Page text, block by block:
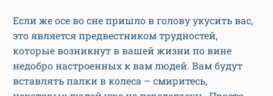
Если же осе во сне пришло в голову укусить вас,
это является предвестником трудностей,
которые возникнут в вашей жизни по вине
недобро настроенных к вам людей. Вам будут
вставлять палки в колеса – смиритесь,